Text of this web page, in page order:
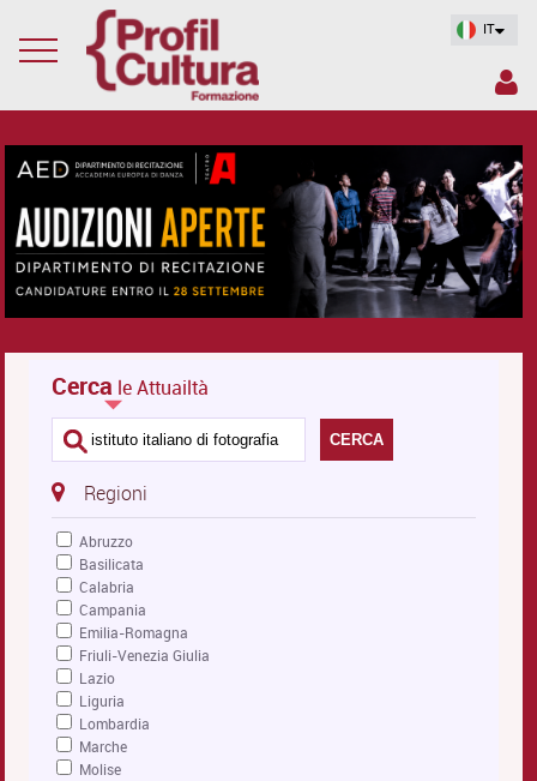
IT
Cerca le Attuailtà
CERCA
Regioni
Abruzzo
Basilicata
Calabria
Campania
Emilia-Romagna
Friuli-Venezia Giulia
Lazio
Liguria
Lombardia
Marche
Molise